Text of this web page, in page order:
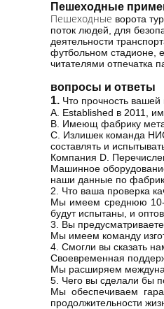
Пешеходные
Пешеходные ворота
поток людей, для
деятельности
футбольном стадионе,
читателями отпечатка
вопросы и ответы
1. Что прочность
A. Established в 2011,
B. Имеющ фабрику
C. Излишек команда
составлять и
Компания D.
Машинное
наши данные по
2. Что ваша проверка
Мы имеем среднюю 10-
будут испытаны, и
3. Вы
Мы имеем команду
4. Смогли вы сказать
Своевременная
Мы расширяем
5. Чего вы сделали бы
Мы обеспечиваем
продолжительности